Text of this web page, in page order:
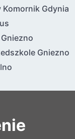
Komornik Gdynia
Gniezno